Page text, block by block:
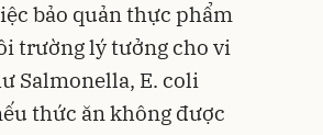
bảo quản thực phẩm
trường lý tưởng cho vi
Salmonella, E. coli
thức ăn không được